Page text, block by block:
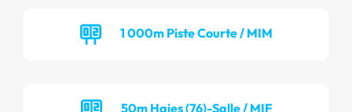
1 000m Piste Courte / MIM
50m Haies (76)-Salle / MIF